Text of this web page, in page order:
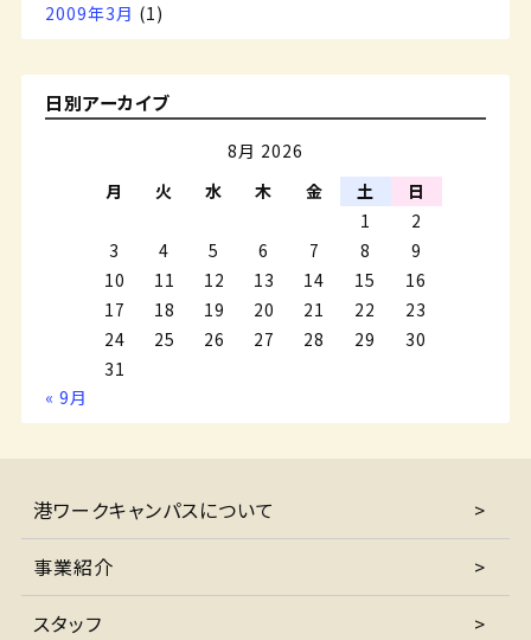
2009年3月 (1)
日別アーカイブ
8月 2026
月
火 水 木 金 土
日
1
2
3
4 5 6 7 8
9
10
11 12 13 14 15
16
17
18 19 20 21 22
23
24
25 26 27 28 29
30
31
« 9月
港ワークキャンパスについて
事業紹介
スタッフ